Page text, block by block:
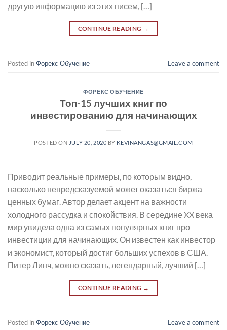
другую информацию из этих писем, […]
CONTINUE READING →
Posted inФорекс Обучение Leave a comment
ФОРЕКС ОБУЧЕНИЕ
Топ-15 лучших книг по
инвестированию для начинающих
POSTED ON JULY 20, 2020 BY KEVINANGAS@GMAIL.COM
Приводит реальные примеры, по которым видно,
насколько непредсказуемой может оказаться биржа
ценных бумаг. Автор делает акцент на важности
холодного рассудка и спокойствия. В середине XX века
мир увидела одна из самых популярных книг про
инвестиции для начинающих. Он известен как инвестор
и экономист, который достиг больших успехов в США.
Питер Линч, можно сказать, легендарный, лучший […]
CONTINUE READING →
Posted inФорекс Обучение Leave a comment